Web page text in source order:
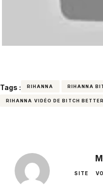
Tags : RIHANNA RIHANNA
RIHANNA VIDÉO DE BITCH
SITE